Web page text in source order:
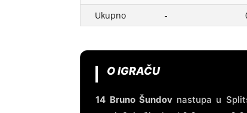
Ukupno -
O IGRAČU
14 Bruno Šundovnastupa u